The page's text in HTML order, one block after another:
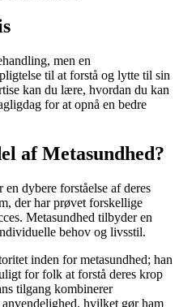
men en
til at forstå og lytte til sin
kan du lære, hvordan du kan
for at opnå en bedre
af Metasundhed?
dybere forståelse af deres
der har prøvet forskellige
Metasundhed tilbyder en
behov og livsstil.
inden for metasundhed; han
for folk at forstå deres krop
tilgang kombinerer
hvilket gør ham